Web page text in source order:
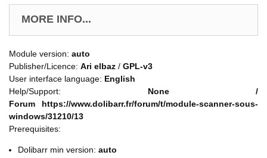
MORE INFO...
Module version: auto
Publisher/Licence: Ari elbaz / GPL-v3
User interface language: English
Help/Support: None /
Forum https://www.dolibarr.fr/forum/t/module-scanner-sous-
windows/31210/13
Prerequisites:
Dolibarr min version: auto